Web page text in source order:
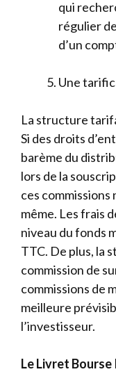
qui
régulier
d’un
Une
La structure
Si des droits
barème du
lors de la
ces commissions
même. Les frais
niveau du fonds
TTC. De plus, la
commission de
commissions de
meilleure
l’investisseur.
Le Livret